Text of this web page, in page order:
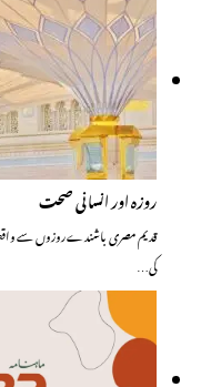
روزہ اور انسانی صحت
قدیم مصری باشندے روزوں سے
کی…